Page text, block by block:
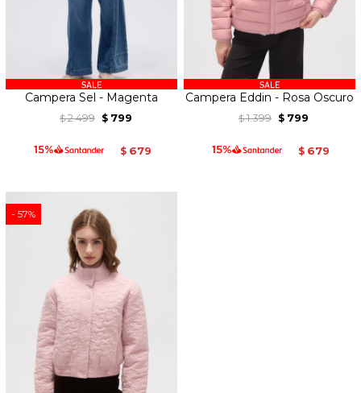
Campera Sel - Magenta
$ 2.499 $ 799
$ 679
Campera Eddin - Rosa Oscuro
$ 1.399 $ 799
$ 679
57